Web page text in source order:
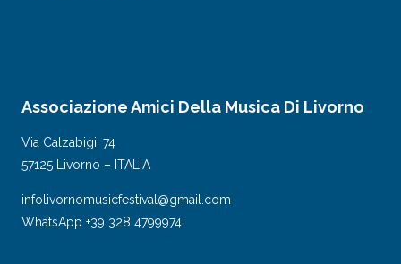
Associazione Amici Della Musica Di Livorno
Via Calzabigi, 74
57125 Livorno – ITALIA
infolivornomusicfestival@gmail.com
WhatsApp +39 328 4799974